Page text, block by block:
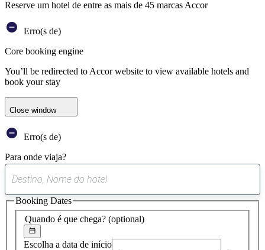
Reserve um hotel de entre as mais de 45 marcas Accor
Erro(s de)
Core booking engine
You’ll be redirected to Accor website to view available hotels and
book your stay
Close window
Erro(s de)
Para onde viaja?
sugestão
encontrada
Quando é que chega? (optional)
Escolha a data de início
Booking Dates